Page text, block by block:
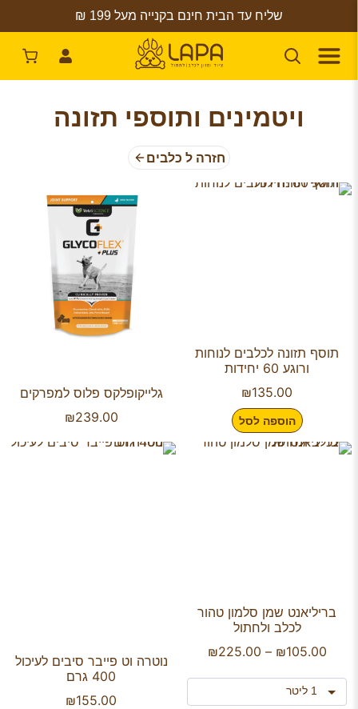
שליח עד הבית חינם בקנייה מעל 199 ₪
ויטמינים ותוספי תזונה
חזרה ל כלבים
תוסף תזונה לכלבים לנוחות
ורוגע 60 יחידות
₪135.00
הוספה לסל
גלייקופלקס פלוס למפרקים
₪239.00
בריליאנט שמן סלמון טהור
לכלב ולחתול
₪105.00
–
₪225.00
נוטרה וט פייבר סיבים לעיכול
400 גרם
₪155.00